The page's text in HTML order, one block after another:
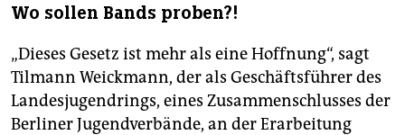
Wo sollen Bands proben?!
„Dieses Gesetz ist mehr als eine Hoffnung“, sagt
Tilmann Weickmann, der als Geschäftsführer des
Landesjugendrings, eines Zusammenschlusses der
Berliner Jugendverbände, an der Erarbeitung